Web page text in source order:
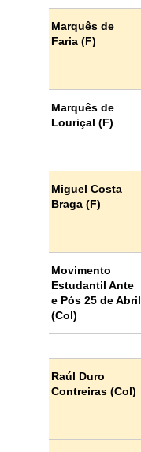
Marquês de
Faria (F)
Marquês de
Louriçal (F)
Miguel Costa
Braga (F)
Movimento
Estudantil Ante
e Pós 25 de Abril
(Col)
Raúl Duro
Contreiras (Col)